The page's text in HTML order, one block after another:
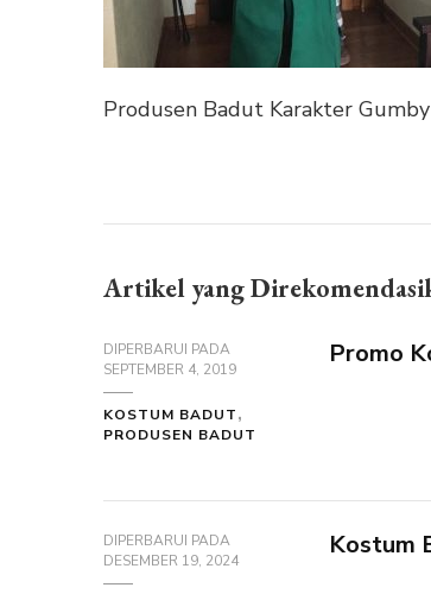
Produsen Badut Karakter
Artikel yang
DIPERBARUI PADA
SEPTEMBER 4, 2019
KOSTUM BADUT
PRODUSEN BADUT
Promo
DIPERBARUI PADA
DESEMBER 19, 2024
Kostum